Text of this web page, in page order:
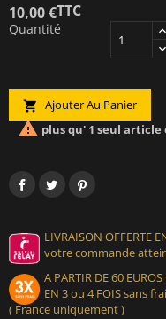
10,00 €TTC
Quantité
 Ajouter Au Panier
 plus qu' 1 seul article
LIVRAISON OFFERTE
votre commande
A PARTIR DE 60
EN 3 ou 4 FOIS sans
( France uniquement )